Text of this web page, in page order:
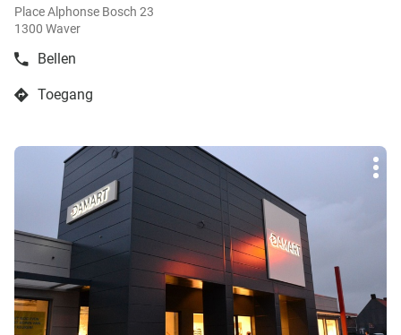
Place Alphonse Bosch 23
1300 Waver
Bellen
de
DamartToegang
naar
Damart
Druk
toets
meer
info